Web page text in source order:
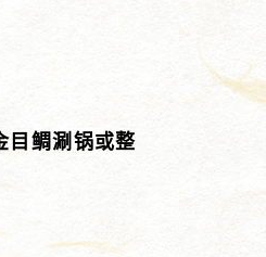
鲷涮锅或整